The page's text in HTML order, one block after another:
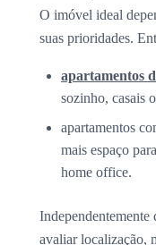
O imóvel ideal
suas prioridades.
apartamentos
sozinho, casais
apartamentos
mais espaço
home office.
avaliar localização,